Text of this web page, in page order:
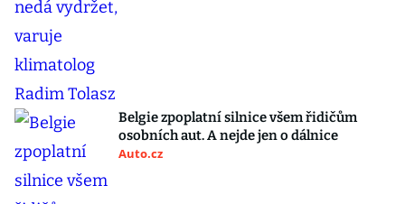
Belgie zpoplatní silnice všem řidičům
osobních aut. A nejde jen o dálnice
Auto.cz